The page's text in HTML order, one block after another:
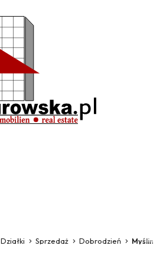
Działki Sprzedaż Dobrodzień Myślina